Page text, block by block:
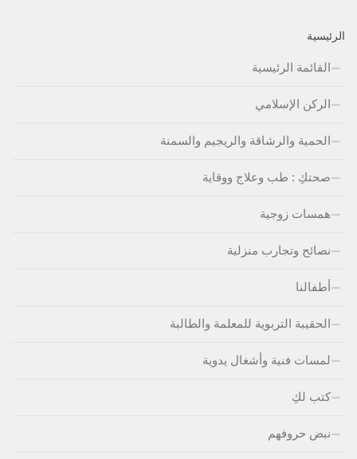
الرئيسية
القائمة الرئيسية
الركن الإسلامي
الحمية والرشاقة والريجيم والسمنة
صحتكِ : طب وعلاج ووقاية
همسات زوجية
نصائح وتجارب منزلية
أطفالنا
الحقيبة التربوية للمعلمة والطالبة
لمسات فنية وأشغال يدوية
كتب لكِ
نبض حروفهم